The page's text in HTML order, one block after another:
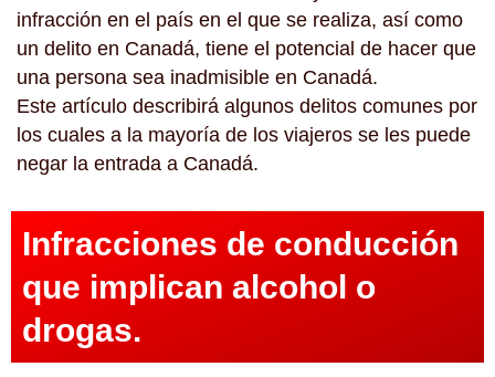
infracción en el país en el que se realiza, así como
un delito en Canadá, tiene el potencial de hacer que
una persona sea inadmisible en Canadá.
Este artículo describirá algunos delitos comunes por
los cuales a la mayoría de los viajeros se les puede
negar la entrada a Canadá.
Infracciones de conducción
que implican alcohol o
drogas.